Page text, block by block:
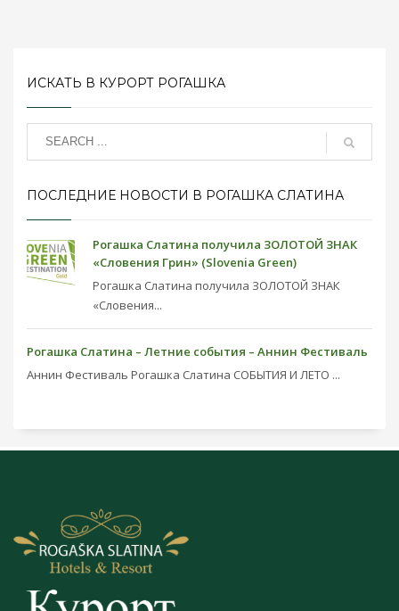
ИСКАТЬ В КУРОРТ РОГАШКА
ПОСЛЕДНИЕ НОВОСТИ В РОГАШКА СЛАТИНА
Рогашка Слатина получила ЗОЛОТОЙ ЗНАК
«Словения Грин» (Slovenia Green)
Рогашка Слатина получила ЗОЛОТОЙ ЗНАК
«Словения...
Рогашка Слатина – Летние события – Аннин Фестиваль
Аннин Фестиваль Рогашка Слатина СОБЫТИЯ И ЛЕТО ...